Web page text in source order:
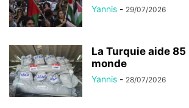
Yannis - 29/07/2026
La Turquie aide
monde
Yannis - 28/07/2026